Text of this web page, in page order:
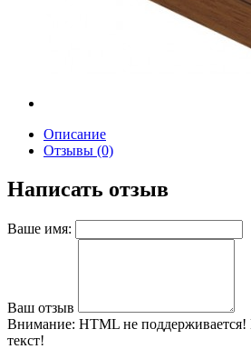
Описание
Отзывы (0)
Написать отзыв
Ваше имя:
Ваш отзыв
Внимание: HTML не
текст!